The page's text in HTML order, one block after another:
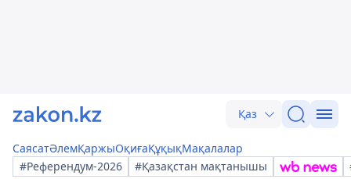
Қаз
СаясатӘлемҚаржыОқиғаҚұқықМақалалар
#Референдум-2026
#Қазақстан мақтанышы